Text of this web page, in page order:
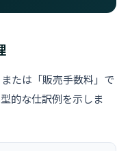
たは「販売手数料」で
的な仕訳例を示しま